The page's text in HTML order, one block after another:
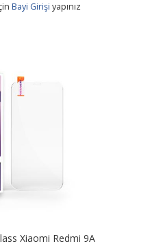
Bayi Girişi yapınız
Xiaomi Redmi 9A